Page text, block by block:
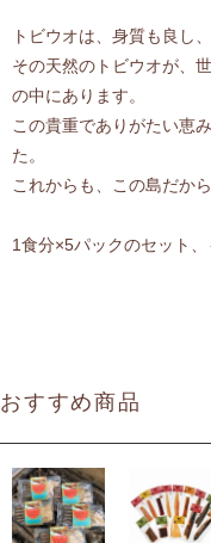
トビウオは、身質も良し
その天然のトビウオが、
の中にあります。
この貴重でありがたい恵
た。
これからも、この島だか
1食分×5パックのセット
おすすめ商品